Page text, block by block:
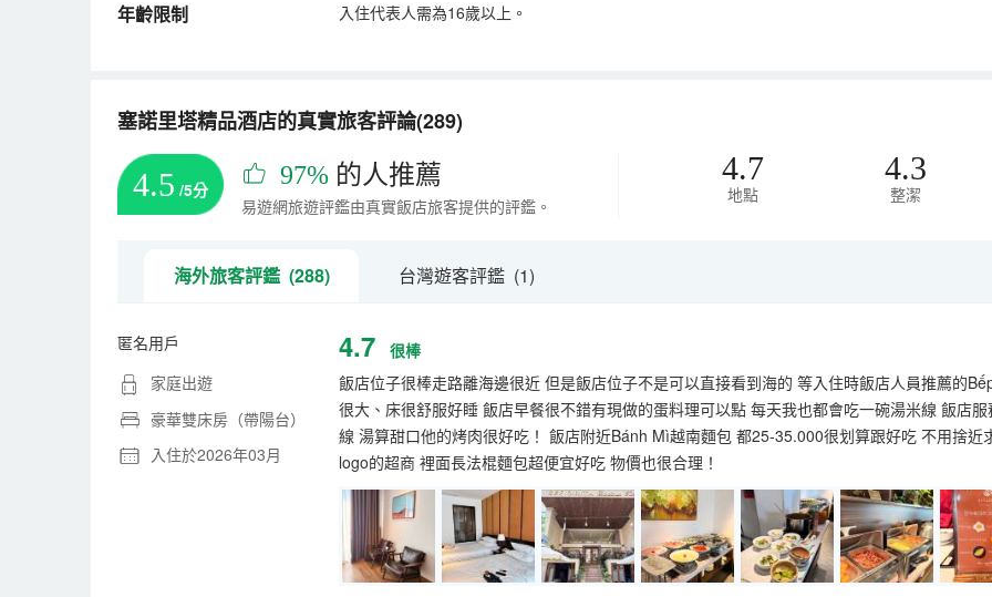
年齡限制 入住代表人需為16歲以上。
塞諾里塔精品酒店的真實旅客評論(289)
4.5 /5分 97% 的人推薦
易遊網旅遊評鑑由真實飯店旅客提供的評鑑。
4.7
地點
4.3
整潔
海外旅客評鑑 (288) 台灣遊客評鑑 (1)
匿名用戶
家庭出遊
豪華雙床房（帶陽台）
入住於2026年03月
4.7
很棒
飯店位子很棒走路離海邊很近 但是飯店位子不是可以直接看到海的 等入住時飯店人員推薦的
很大、床很舒服好睡 飯店早餐很不錯有現做的蛋料理可以點 每天我也都會吃一碗湯米線 飯店
線 湯算甜口他的烤肉很好吃！ 飯店附近Bánh Mì越南麵包 都25-35.000很划算跟好吃 不用捨
logo的超商 裡面長法棍麵包超便宜好吃 物價也很合理！